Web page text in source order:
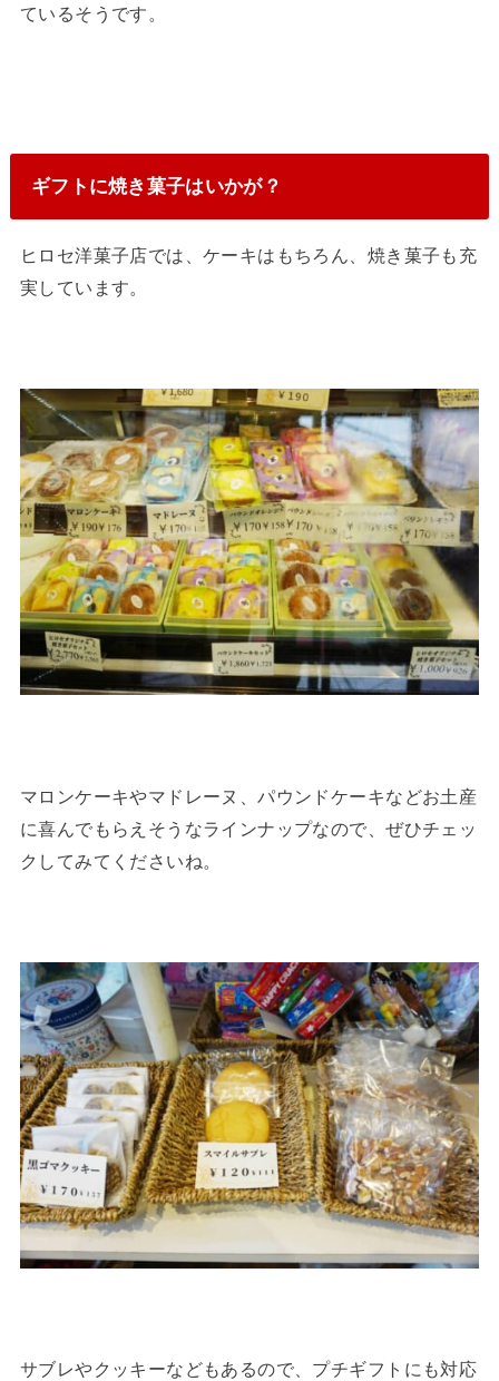
ているそうです。
ギフトに焼き菓子はいかが？
ヒロセ洋菓子店では、ケーキはもちろん、焼き菓子も充
実しています。
マロンケーキやマドレーヌ、パウンドケーキなどお土産
に喜んでもらえそうなラインナップなので、ぜひチェッ
クしてみてくださいね。
サブレやクッキーなどもあるので、プチギフトにも対応